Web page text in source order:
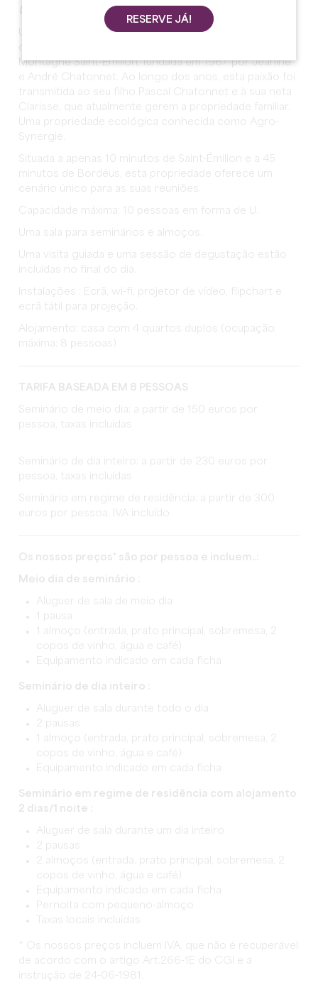
Uma propriedade familiar num cenário sumptuoso
Uma propriedade familiar no cruzamento das
Montagne Saint-Émilion, fundada em 1967 por Jeanine
e André Chatonnet. Ao longo dos anos, esta paixão foi
transmitida ao seu filho Pascal Chatonnet e à sua neta
Clarisse, que atualmente gerem a propriedade familiar.
Uma propriedade ecológica conhecida como Agro-
Synergie.
Situada a apenas 10 minutos de Saint-Émilion e a 45
minutos de Bordéus, esta propriedade oferece um
cenário único para as suas reuniões.
Capacidade máxima: 10 pessoas em forma de U.
Uma sala para seminários e almoços.
Uma visita guiada e uma sessão de degustação estão
incluídas no final do dia.
Instalações : Ecrã, wi-fi, projetor de vídeo, flipchart e
ecrã tátil para projeção.
Alojamento: casa com 4 quartos duplos (ocupação
máxima: 8 pessoas)
TARIFA BASEADA EM 8 PESSOAS
Seminário de meio dia: a partir de 150 euros por
pessoa, taxas incluídas
Seminário de dia inteiro: a partir de 230 euros por
pessoa, taxas incluídas
Seminário em regime de residência: a partir de 300
euros por pessoa, IVA incluído
Os nossos preços* são por pessoa e incluem..:
Meio dia de seminário :
Aluguer de sala de meio dia
1 pausa
1 almoço (entrada, prato principal, sobremesa, 2
copos de vinho, água e café)
Equipamento indicado em cada ficha
Seminário de dia inteiro :
Aluguer de sala durante todo o dia
2 pausas
1 almoço (entrada, prato principal, sobremesa, 2
copos de vinho, água e café)
Equipamento indicado em cada ficha
Seminário em regime de residência com alojamento
2 dias/1 noite :
Aluguer de sala durante um dia inteiro
2 pausas
2 almoços (entrada, prato principal, sobremesa, 2
copos de vinho, água e café)
Equipamento indicado em cada ficha
Pernoita com pequeno-almoço
Taxas locais incluídas
* Os nossos preços incluem IVA, que não é recuperável
de acordo com o artigo Art.266-1E do CGI e a
instrução de 24-06-1981.
RESERVE JÁ!